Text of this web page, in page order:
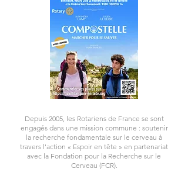
Depuis 2005, les Rotariens de France se sont
engagés dans une mission commune : soutenir
la recherche fondamentale sur le cerveau à
travers l'action « Espoir en tête » en partenariat
avec la Fondation pour la Recherche sur le
Cerveau (FCR).